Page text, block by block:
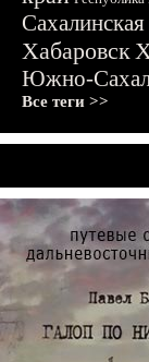
Сахалинская
Хабаровск
Южно-
Все теги >>